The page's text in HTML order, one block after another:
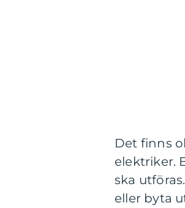
Det finns
elektriker.
ska
eller byta